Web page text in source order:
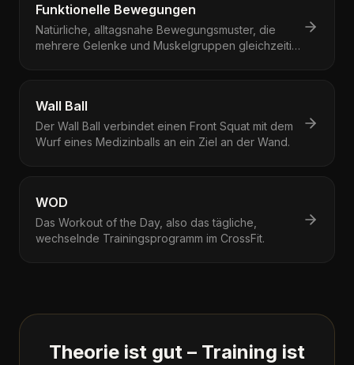
Funktionelle Bewegungen
Natürliche, alltagsnahe Bewegungsmuster, die
mehrere Gelenke und Muskelgruppen gleichzeitig
Wall Ball
Der Wall Ball verbindet einen Front Squat mit dem
Wurf eines Medizinballs an ein Ziel an der Wand.
WOD
Das Workout of the Day, also das tägliche,
wechselnde Trainingsprogramm im CrossFit.
Theorie ist gut – Training ist